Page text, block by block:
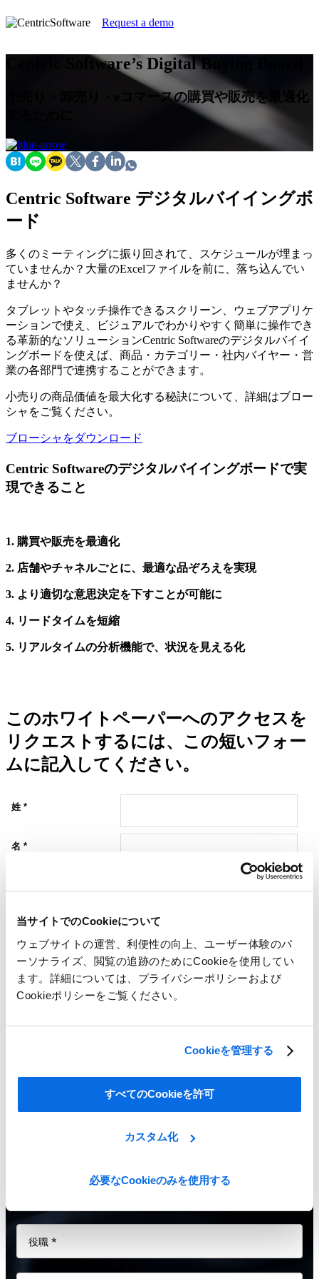
当サイトでのCookieについて
ウェブサイトの運営、利便性の向上、ユーザー体験のパ
ーソナライズ、閲覧の追跡のためにCookieを使用してい
ます。詳細については、プライバシーポリシーおよび
Cookieポリシーをご覧ください。
Cookieを管理する
すべてのCookieを許可
カスタム化
必要なCookieのみを使用する
Request a demo
Centric Software’s Digital Buying Board
小売り・卸売り・eコマースの購買や販売を最適化
Centric Software デジタルバイイングボ
ード
多くのミーティングに振り回されて、スケジュールが埋まっ
ていませんか？大量のExcelファイルを前に、落ち込んでい
ませんか？
タブレットやタッチ操作できるスクリーン、ウェブアプリケ
ーションで使え、ビジュアルでわかりやすく簡単に操作でき
る革新的なソリューションCentric Softwareのデジタルバイイ
ングボードを使えば、商品・カテゴリー・社内バイヤー・営
業の各部門で連携することができます。
小売りの商品価値を最大化する秘訣について、詳細はブロー
シャをご覧ください。
ブローシャをダウンロード
Centric Softwareのデジタルバイイングボードで実
現できること
1. 購買や販売を最適化
2. 店舗やチャネルごとに、最適な品ぞろえを実現
3. より適切な意思決定を下すことが可能に
4. リードタイムを短縮
5. リアルタイムの分析機能で、状況を見える化
このホワイトペーパーへのアクセスを
リクエストするには、この短いフォー
ムに記入してください。
他の記事を見る
Show Me All Learning Tools